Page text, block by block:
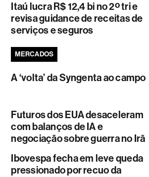
Itaú lucra R$ 12,4 bi no 2º tri e
revisa guidance de receitas de
serviços e seguros
MERCADOS
A ‘volta’ da Syngenta ao campo
Futuros dos EUA desaceleram
com balanços de IA e
negociação sobre guerra no Irã
Ibovespa fecha em leve queda
pressionado por recuo da